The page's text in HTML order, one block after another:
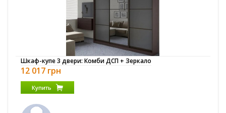
Шкаф-купе 3 двери: Комби ДСП + Зеркало
12 017 грн
Купить